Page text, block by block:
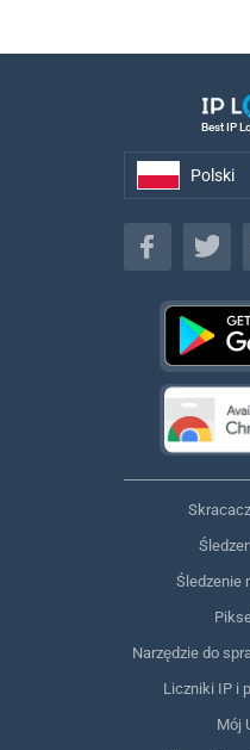
Best IP
Polski
Polski
Śledzenie
Narzędzie do
Liczniki IP i
Mój